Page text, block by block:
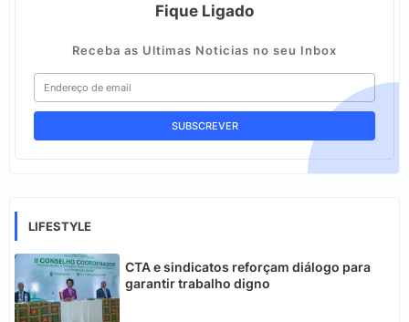
Fique Ligado
Receba as Ultimas Noticias no seu Inbox
LIFESTYLE
CTA e sindicatos reforçam diálogo para
garantir trabalho digno